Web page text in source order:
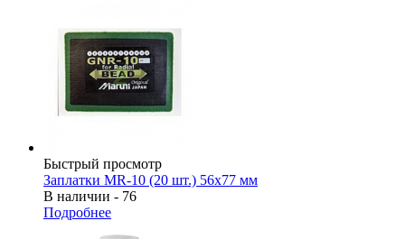
Быстрый просмотр
Заплатки MR-10 (20 шт.) 56х77 мм
В наличии - 76
Подробнее